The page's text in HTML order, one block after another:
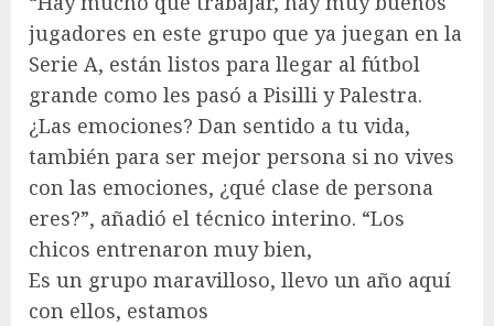
jugadores en este grupo que ya juegan en la
Serie A, están listos para llegar al fútbol
grande como les pasó a Pisilli y Palestra.
¿Las emociones? Dan sentido a tu vida,
también para ser mejor persona si no vives
con las emociones, ¿qué clase de persona
eres?”, añadió el técnico interino. “Los
chicos entrenaron muy bien,
Es un grupo maravilloso, llevo un año aquí
con ellos, estamos